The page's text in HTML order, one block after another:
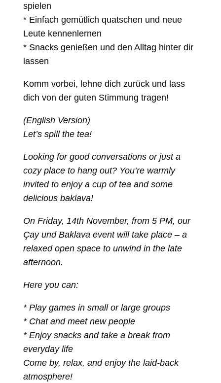
spielen
* Einfach gemütlich quatschen und neue
Leute kennenlernen
* Snacks genießen und den Alltag hinter dir
lassen
Komm vorbei, lehne dich zurück und lass
dich von der guten Stimmung tragen!
(English Version)
Let’s spill the tea!
Looking for good conversations or just a
cozy place to hang out? You’re warmly
invited to enjoy a cup of tea and some
delicious baklava!
On Friday, 14th November, from 5 PM, our
Çay und Baklava event will take place – a
relaxed open space to unwind in the late
afternoon.
Here you can:
* Play games in small or large groups
* Chat and meet new people
* Enjoy snacks and take a break from
everyday life
Come by, relax, and enjoy the laid-back
atmosphere!